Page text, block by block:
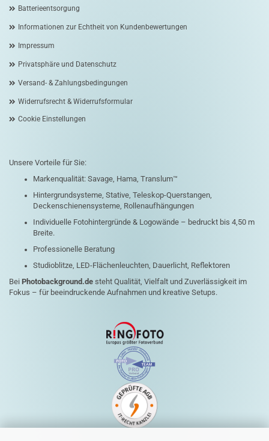
Batterieentsorgung
Informationen zur Echtheit von Kundenbewertungen
Impressum
Privatsphäre und Datenschutz
Versand- & Zahlungsbedingungen
Widerrufsrecht & Widerrufsformular
Cookie Einstellungen
Unsere Vorteile für Sie:
Markenqualität: Savage, Hama, Translum™
Hintergrundsysteme, Stative, Teleskop-Querstangen,
Deckenschienensysteme, Rollenaufhängungen
Individuelle Fotohintergründe & Logowände – bedruckt bis 4,50 m
Breite.
Professionelle Beratung
Studioblitze, LED-Flächenleuchten, Dauerlicht, Reflektoren
Bei Photobackground.de steht Qualität, Vielfalt und Zuverlässigkeit im
Fokus – für beeindruckende Aufnahmen und kreative Setups.